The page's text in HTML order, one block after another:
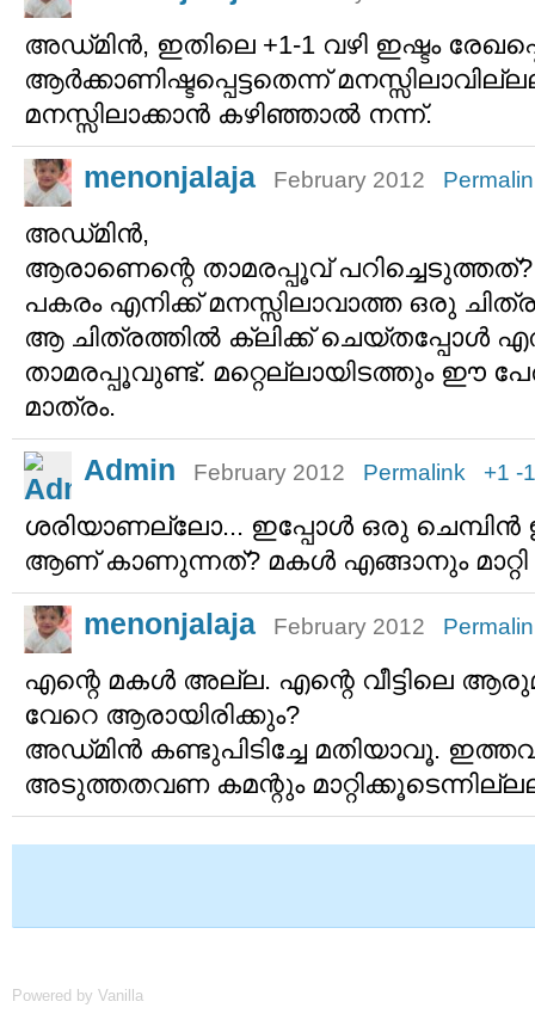
അഡ്‌മിന്‍, ഇതിലെ +1-1 വഴി ഇഷ്ടം
ആര്‍ക്കാണിഷ്ടപ്പെട്ടതെന്ന്
മനസ്സിലാക്കാന്‍ കഴിഞ്ഞാല്‍ നന്ന്.
menonjalaja February 2012
അഡ്‌മിന്‍,
ആരാണെന്റെ താമരപ്പൂവ് പറിച്ചെടുത്തത്?
പകരം എനിക്ക് മനസ്സിലാവാത്ത ഒരു
ആ ചിത്രത്തില്‍ ക്ലിക്ക് ചെയ്തപ്പോള്‍
താമരപ്പൂവുണ്ട്. മറ്റെല്ലായിടത്തും ഈ
മാത്രം.
Admin February 2012 Permalink +1 -1
ശരിയാണല്ലോ... ഇപ്പോള്‍ ഒരു
ആണ് കാണുന്നത്? മകള്‍ എങ്ങാനും
menonjalaja February 2012
എന്റെ മകള്‍ അല്ല. എന്റെ വീട്ടിലെ
വേറെ ആരായിരിക്കും?
അഡ്‌മിന്‍ കണ്ടുപിടിച്ചേ മതിയാവൂ.
അടുത്തതവണ കമന്റും
Powered by Vanilla